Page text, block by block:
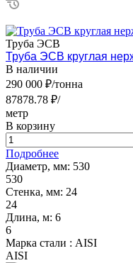
Труба ЭСВ
Труба ЭСВ круглая
В наличии
290 000 ₽/тонна
87878.78 ₽/
метр
В корзину
Подробнее
Диаметр, мм: 530
530
Стенка, мм: 24
24
Длина, м: 6
6
Марка стали : AISI
AISI